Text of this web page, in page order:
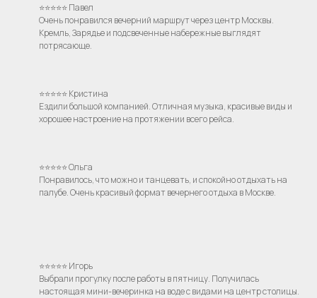
⭐⭐⭐⭐⭐ Павел
Очень понравился вечерний маршрут через центр Москвы.
Кремль, Зарядье и подсвеченные набережные выглядят
потрясающе.
⭐⭐⭐⭐⭐ Кристина
Ездили большой компанией. Отличная музыка, красивые виды и
хорошее настроение на протяжении всего рейса.
⭐⭐⭐⭐⭐ Ольга
Понравилось, что можно и танцевать, и спокойно отдыхать на
палубе. Очень красивый формат вечернего отдыха в Москве.
⭐⭐⭐⭐⭐ Игорь
Выбрали прогулку после работы в пятницу. Получилась
настоящая мини-вечеринка на воде с видами на центр столицы.